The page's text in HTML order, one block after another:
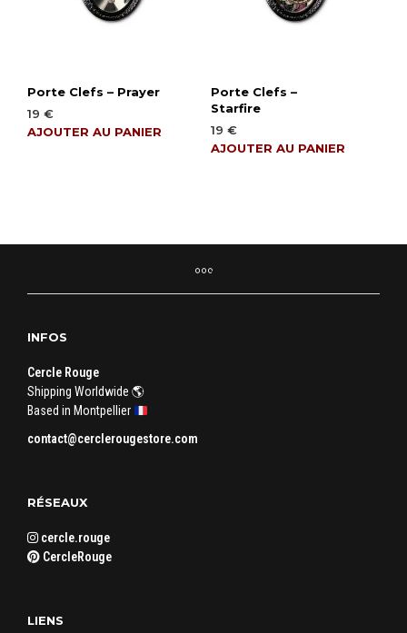
Porte Clefs – Prayer
19 €
AJOUTER AU PANIER
Porte Clefs –
Starfire
19 €
AJOUTER AU PANIER
INFOS
Cercle Rouge
Shipping Worldwide 🌎
Based in Montpellier
contact@cerclerougestore.com
RÉSEAUX
cercle.rouge
CercleRouge
LIENS